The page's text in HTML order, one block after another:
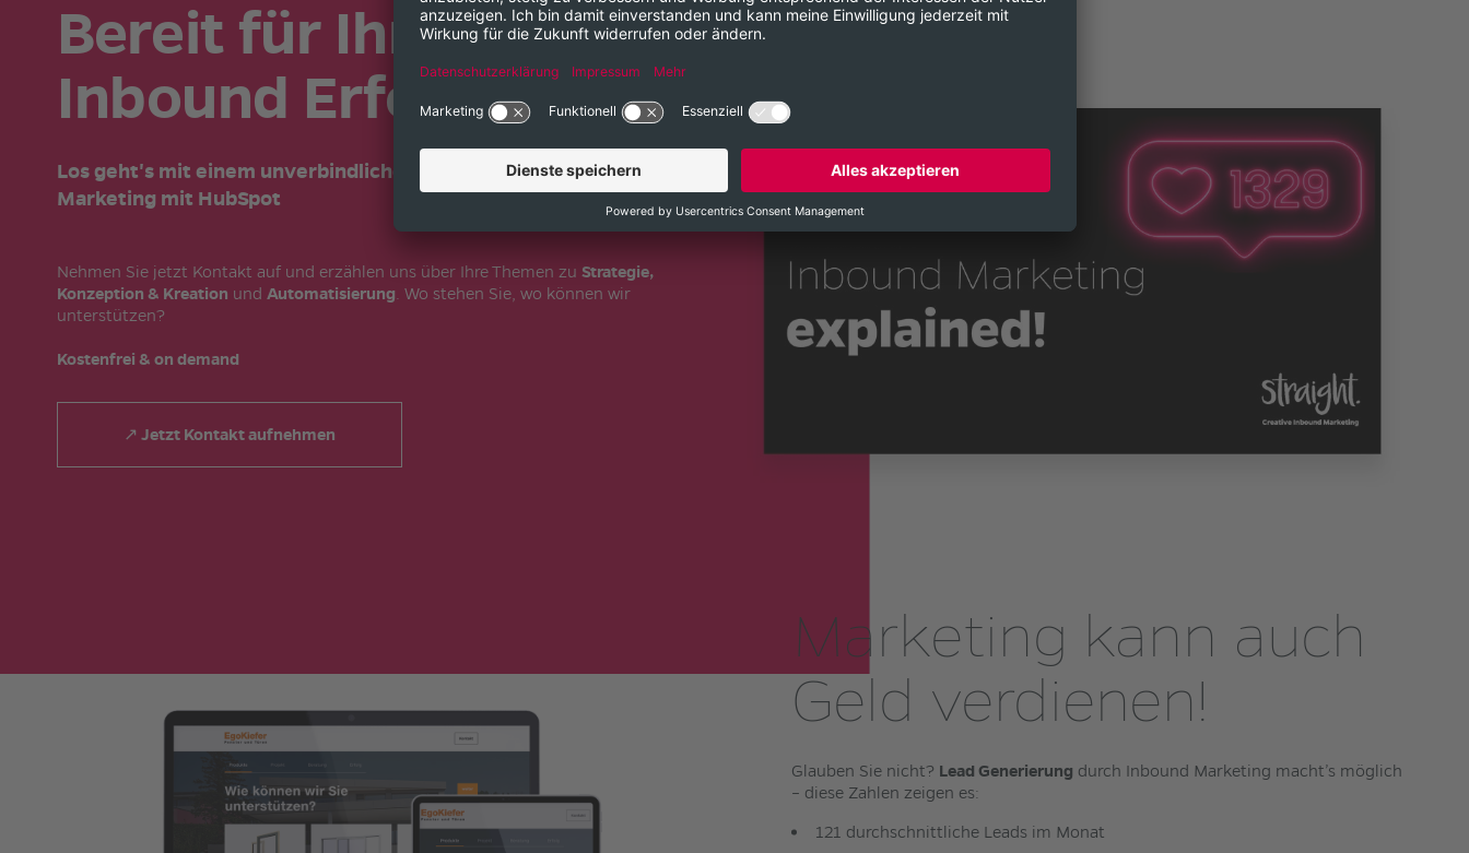
Bereit für Ihren ersten
Inbound Erfolg?
Los geht's mit einem unverbindlichen Erstgespräch zu Inbound
Marketing mit HubSpot
Nehmen Sie jetzt Kontakt auf und erzählen uns über Ihre Themen zu Strategie,
Konzeption & Kreation und Automatisierung. Wo stehen Sie, wo können wir
unterstützen?
Kostenfrei & on demand
↗ Jetzt Kontakt aufnehmen
Marketing kann auch
Geld verdienen!
Glauben Sie nicht? Lead Generierung durch Inbound Marketing macht’s möglich
– diese Zahlen zeigen es:
121 durchschnittliche Leads im Monat